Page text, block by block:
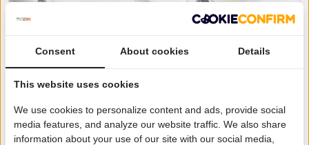
Consent About cookies Details
This website uses cookies
We use cookies to personalize content and ads, provide social
media features, and analyze our website traffic. We also share
information about your use of our site with our social media,